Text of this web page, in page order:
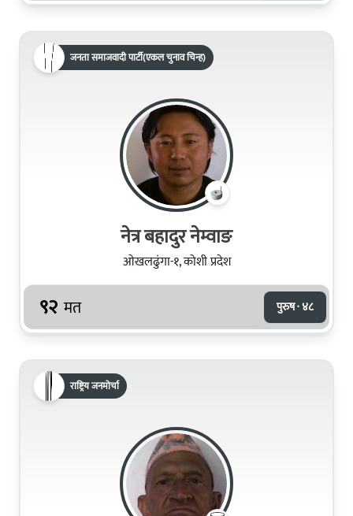
जनता समाजवादी पार्टी(एकल चुनाव चिन्ह)
नेत्र बहादुर नेम्वाङ
ओखलढुंगा-१, कोशी प्रदेश
९२ मत पुरुष · ४८
राष्ट्रिय जनमोर्चा